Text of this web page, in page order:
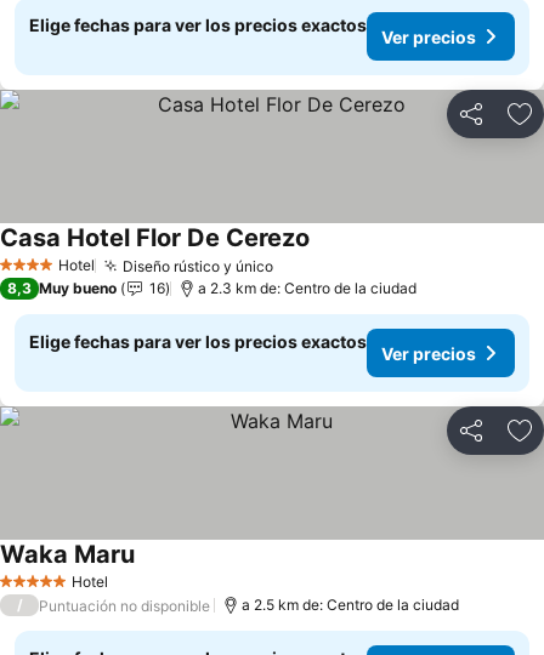
Elige fechas para ver los precios exactos
Ver precios
Compartir
4 EstrellasHotel Diseño rústico y únicoVer precios
Casa Hotel Flor De Cerezo
8,3 Muy bueno 16 a 2.3 km de: Centro de la ciudad
Elige fechas para ver los precios exactos
Ver precios
Compartir
5 Estrellas Hotel
Waka MaruVer precios
/ Puntuación no disponible a 2.5 km de: Centro de la ciudad